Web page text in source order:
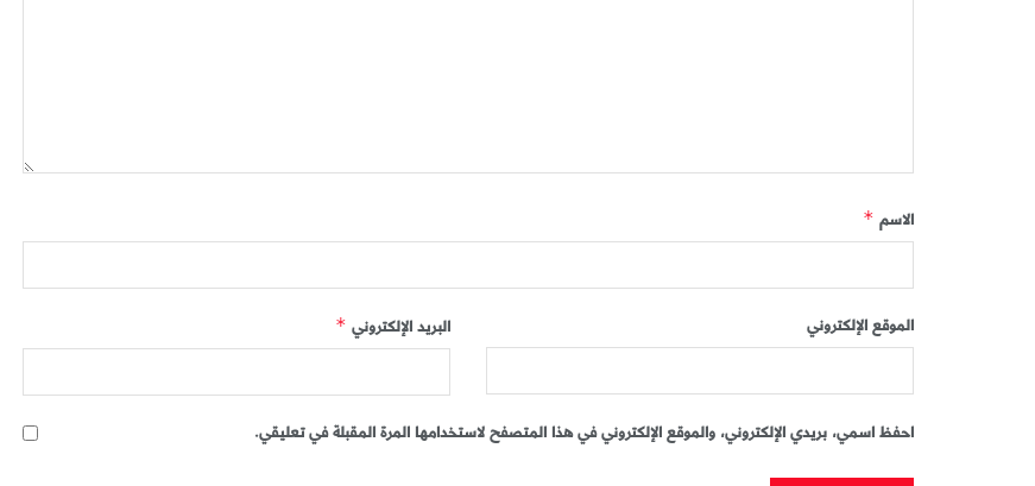
الاسم *
البريد الإلكتروني * الموقع الإلكتروني
احفظ اسمي، بريدي الإلكتروني، والموقع الإلكتروني في هذا المتصفح لاستخدامها المرة المقبلة في تعليقي.